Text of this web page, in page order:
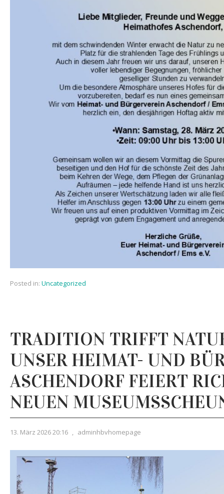
Posted in: Uncategorized
TRADITION TRIFFT
UNSER HEIMAT- UND
ASCHENDORF FEIERT
NEUEN
13. März 2026 20:16 , adminhbvhomepage